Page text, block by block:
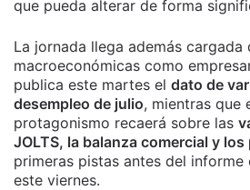
que pueda alterar de forma
La jornada llega además
macroeconómicas como
publica este martes el dato de
desempleo de julio, mientras que
protagonismo recaerá sobre las
JOLTS, la balanza comercial y
primeras pistas antes del
este viernes.